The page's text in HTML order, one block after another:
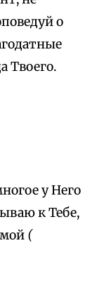
о
Твоего.
у Него
к Тебе,
(